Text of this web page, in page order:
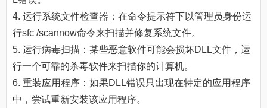
4. 运行系统文件检查器：在命令提示符下以管理员身份运
行sfc /scannow命令来扫描并修复系统文件。
5. 运行病毒扫描：某些恶意软件可能会损坏DLL文件，运
行一个可靠的杀毒软件来扫描你的计算机。
6. 重装应用程序：如果DLL错误只出现在特定的应用程序
中，尝试重新安装该应用程序。